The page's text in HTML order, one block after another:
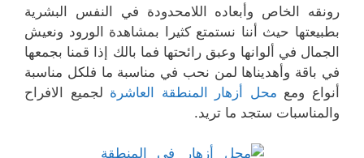
رونقه الخاص وأبعاده اللامحدودة في النفس البشرية
بطبيعتها حيث أننا نستمتع كثيرا بمشاهدة الورود ونعيش
الجمال في ألوانها وعبق رائحتها فما بالك إذا قمنا بجمعها
في باقة وأهديناها لمن نحب في مناسبة ما فلكل مناسبة
أنواع ومع محل أزهار المنطقة العاشرة لجميع الافراح
والمناسبات ستجد ما تريد.